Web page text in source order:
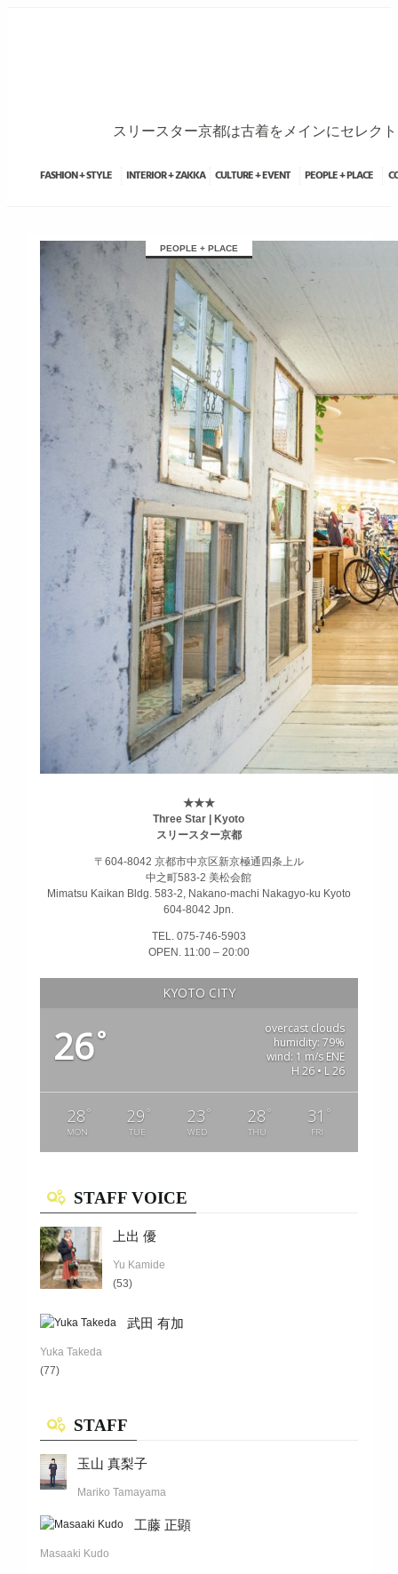
スリースター京都は古着をメインにセレク
FASHION + STYLE INTERIOR + ZAKKA CULTURE + EVENT PEOPLE + PLACE
займ на карту онлайн без отказаPEOPLE + PLACE
★★★
Three Star | Kyoto
スリースター京都
〒604-8042 京都市中京区新京極通四条上ル
中之町583-2 美松会館
Mimatsu Kaikan Bldg. 583-2, Nakano-machi Nakagyo-ku Kyoto
604-8042 Jpn.
TEL. 075-746-5903
OPEN. 11:00 – 20:00
KYOTO CITY
26°
overcast clouds
humidity: 79%
wind: 1 m/s ENE
H 26 • L 26
28 °
MON
29 °
TUE
23 °
WED
28 °
THU
31 °
FRI
STAFF VOICE
上出 優
Yu Kamide
(53)
武田 有加
Yuka Takeda
(77)
STAFF
玉山 真梨子
Mariko Tamayama
工藤 正顕
Masaaki Kudo